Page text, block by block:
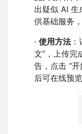
出疑似 AI 生
供基础服务
· 使用方法：
文”，上传完
告，点击 “
后可在线预